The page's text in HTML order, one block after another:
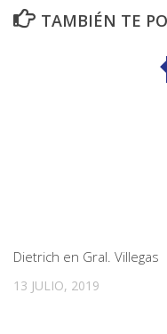
TAMBIÉN TE
Dietrich en Gral. Villegas
13 JULIO, 2019